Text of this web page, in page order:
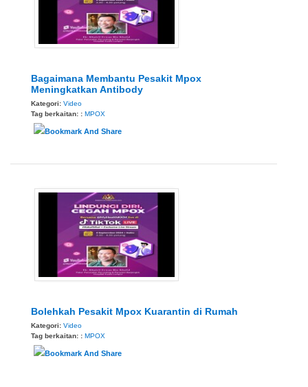
Bagaimana Membantu Pesakit Mpox
Meningkatkan Antibody
Kategori: Video
Tag berkaitan: : MPOX
Bolehkah Pesakit Mpox Kuarantin di Rumah
Kategori: Video
Tag berkaitan: : MPOX